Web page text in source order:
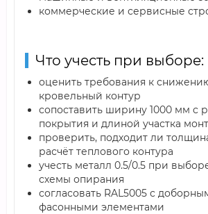
коммерческие и сервисные
Что учесть при выборе:
оценить требования к
кровельный контур
сопоставить ширину 1000 мм с
покрытия и длиной участка
проверить, подходит ли
расчёт теплового контура
учесть металл 0.5/0.5 при
схемы опирания
согласовать RAL5005 с
фасонными элементами